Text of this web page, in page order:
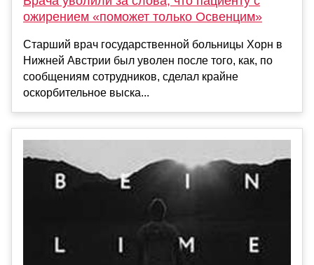
ожирением «поможет только Освенцим»
Старший врач государственной больницы Хорн в
Нижней Австрии был уволен после того, как, по
сообщениям сотрудников, сделал крайне
оскорбительное выска...